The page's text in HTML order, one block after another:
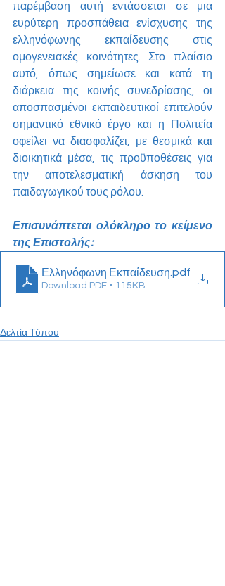
παρέμβαση αυτή εντάσσεται σε μια
ευρύτερη προσπάθεια ενίσχυσης της
ελληνόφωνης εκπαίδευσης στις
ομογενειακές κοινότητες. Στο πλαίσιο
αυτό, όπως σημείωσε και κατά τη
διάρκεια της κοινής συνεδρίασης, οι
αποσπασμένοι εκπαιδευτικοί επιτελούν
σημαντικό εθνικό έργο και η Πολιτεία
οφείλει να διασφαλίζει, με θεσμικά και
διοικητικά μέσα, τις προϋποθέσεις για
την αποτελεσματική άσκηση του
παιδαγωγικού τους ρόλου.
Επισυνάπτεται ολόκληρο το κείμενο
της Επιστολής:
Ελληνόφωνη Εκπαίδευση .pdf
Download PDF • 115KB
Δελτία Τύπου